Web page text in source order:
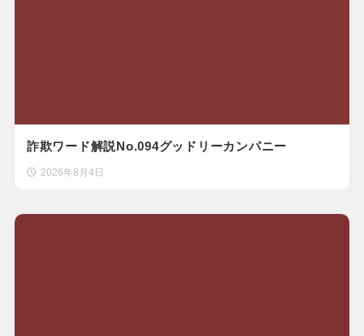
詐欺ワード解説No.094グッドリーカンパニー
2026年8月4日